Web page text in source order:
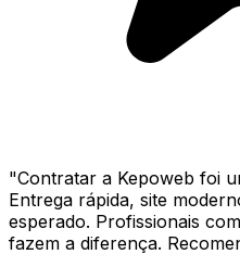
"Contratar a Kepoweb foi
Entrega rápida, site
esperado. Profissionais
fazem a diferença.